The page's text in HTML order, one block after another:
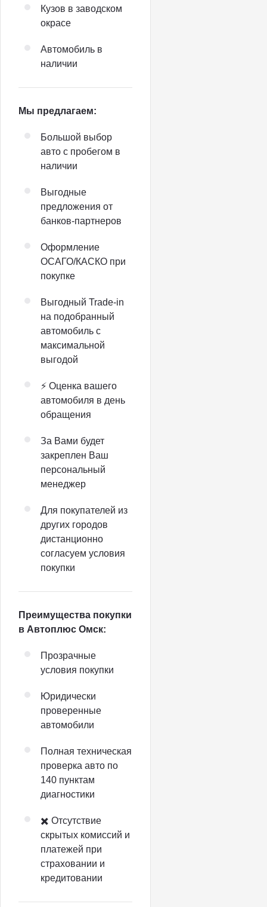
Кузов в заводском
окрасе
Автомобиль в
наличии
Мы предлагаем:
Большой выбор
авто с пробегом в
наличии
Выгодные
предложения от
банков-партнеров
Оформление
ОСАГО/КАСКО при
покупке
Выгодный Trade-in
на подобранный
автомобиль с
максимальной
выгодой
⚡️ Оценка вашего
автомобиля в день
обращения
За Вами будет
закреплен Ваш
персональный
менеджер
Для покупателей из
других городов
дистанционно
согласуем условия
покупки
Преимущества покупки
в Автоплюс Омск:
Прозрачные
условия покупки
Юридически
проверенные
автомобили
Полная техническая
проверка авто по
140 пунктам
диагностики
✖️ Отсутствие
скрытых комиссий и
платежей при
страховании и
кредитовании